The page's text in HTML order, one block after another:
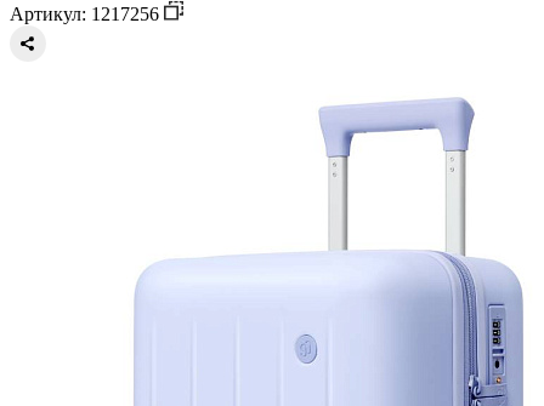
Артикул: 1217256